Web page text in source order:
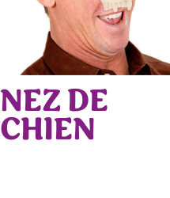
NEZ DE
CHIEN